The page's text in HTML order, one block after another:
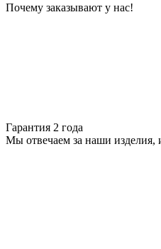
Почему заказывают у нас!
Гарантия 2 года
Мы отвечаем за наши изделия,